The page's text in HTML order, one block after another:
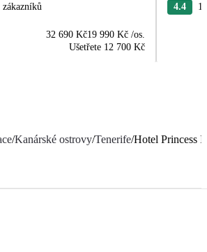
zákazníků
32 690 Kč19 990 Kč /os.
Ušetřete 12 700 Kč
4.4
/Kanárské ostrovy/Tenerife/Hotel Princess